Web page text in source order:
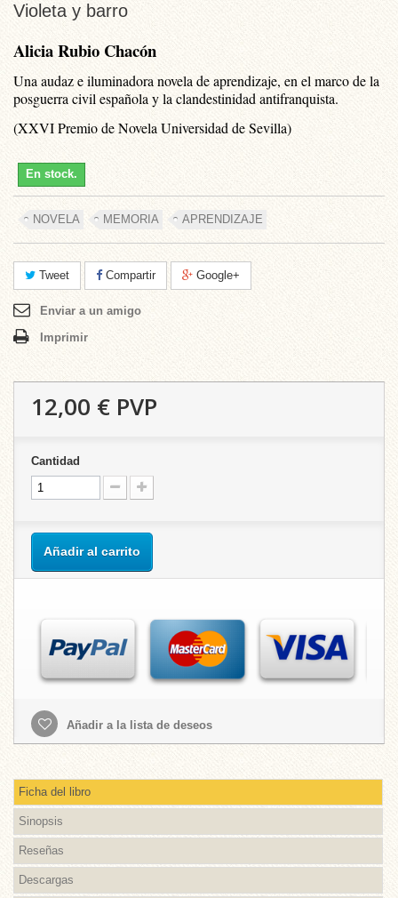
Violeta y barro
Alicia Rubio Chacón
Una audaz e iluminadora novela de aprendizaje, en el marco de la
posguerra civil española y la clandestinidad antifranquista.
(XXVI Premio de Novela Universidad de Sevilla)
En stock.
NOVELA MEMORIA APRENDIZAJE
Tweet Compartir Google+
Enviar a un amigo
Imprimir
12,00 € PVP
Cantidad
Añadir al carrito
Añadir a la lista de deseos
Ficha del libro
Sinopsis
Reseñas
Descargas